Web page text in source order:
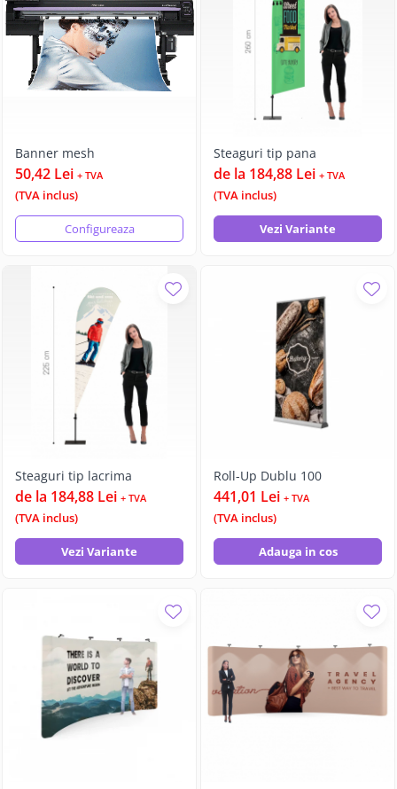
Banner mesh
50,42 Lei + TVA
(TVA inclus)
Configureaza
Steaguri tip pana
de la 184,88 Lei + TVA
(TVA inclus)
Vezi Variante
Steaguri tip lacrima
de la 184,88 Lei + TVA
(TVA inclus)
Vezi Variante
Roll-Up Dublu 100
441,01 Lei + TVA
(TVA inclus)
Adauga in cos